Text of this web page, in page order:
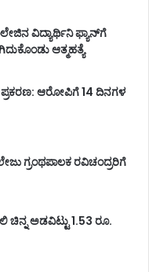
ವಿದ್ಯಾರ್ಥಿನಿ ಫ್ಯಾನ್‌ಗೆ
ಆತ್ಮಹತ್ಯೆ
ಆರೋಪಿಗೆ 14 ದಿನಗಳ
ಗ್ರಂಥಪಾಲಕ ರವಿಚಂದ್ರರಿಗೆ
ಚಿನ್ನ ಅಡವಿಟ್ಟು 1.53 ರೂ.